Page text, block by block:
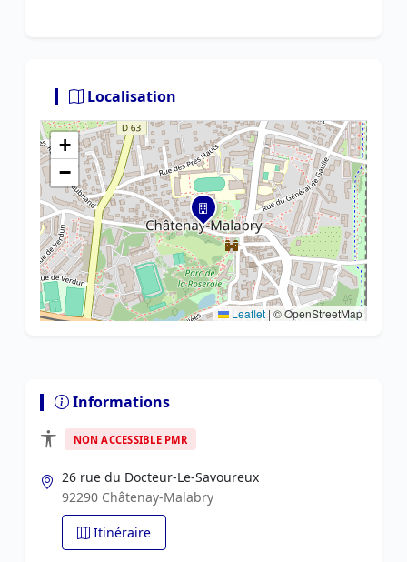
Localisation
+
−
Leaflet | © OpenStreetMap
Informations
NON ACCESSIBLE PMR
26 rue du Docteur-Le-Savoureux
92290 Châtenay-Malabry
Itinéraire